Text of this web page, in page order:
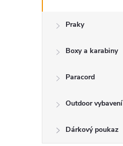
n
Praky
Boxy a karabiny
Paracord
Outdoor vybavení
Dárkový poukaz